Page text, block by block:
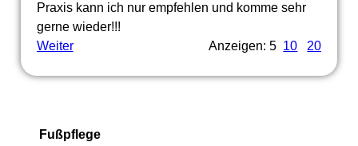
Praxis kann ich nur empfehlen und komme sehr
gerne wieder!!!
Weiter
Anzeigen: 5 10 20
Fußpflege